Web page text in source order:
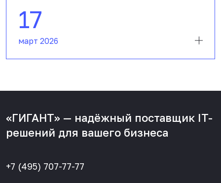
17
март 2026
«ГИГАНТ» — надёжный поставщик IT-
решений для вашего бизнеса
+7 (495) 707-77-77